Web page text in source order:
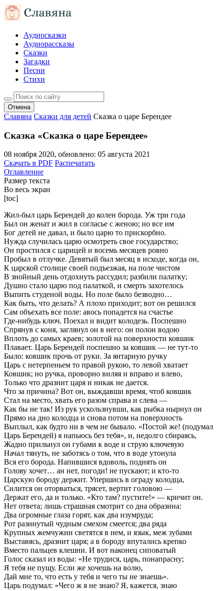
Аудиосказки
Аудиорассказы
Сказки
Загадки
Песни
Стихи
Отмена
Славяна Сказки для детей Сказка о царе Берендее
Сказка «Сказка о царе Берендее»
08 ноября 2020, обновлено: 05 августа 2021
Скачать в PDF Распечатать
Оглавление
Размер текста
Во весь экран
[toc]
Жил-был царь Берендей до колен борода. Уж три года
Был он женат и жил в согласье с женою; но все им
Бог детей не давал, и было царю то прискорбно.
Нужда случилась царю осмотреть свое государство;
Он простился с царицей и восемь месяцев ровно
Пробыл в отлучке. Девятый был месяц в исходе, когда он,
К царской столице своей подъезжая, на поле чистом
В знойный день отдохнуть рассудил; разбили палатку;
Душно стало царю под палаткой, и смерть захотелось
Выпить студеной воды. Но поле было безводно…
Как быть, что делать? А плохо приходит; вот он решился
Сам объехать все поле: авось попадется на счастье
Где-нибудь ключ. Поехал и видит колодезь. Поспешно
Спрянув с коня, заглянул он в него: он полон водою
Вплоть до самых краев; золотой на поверхности ковшик
Плавает. Царь Берендей поспешно за ковшик — не тут-то
Было: ковшик прочь от руки. За янтарную ручку
Царь с нетерпеньем то правой рукою, то левой хватает
Ковшик; но ручка, проворно виляя и вправо и влево,
Только что дразнит царя и никак не дается.
Что за причина? Вот он, выждавши время, чтоб ковшик
Стал на место, хвать его разом справа и слева —
Как бы не так! Из рук ускользнувши, как рыбка нырнул он
Прямо на дно колодца и снова потом на поверхность
Выплыл, как будто ни в чем не бывало. «Постой же! (подумал
Царь Берендей) я напьюсь без тебя», и, недолго сбираясь,
Жадно прильнул он губами к воде и струю ключевую
Начал тянуть, не заботясь о том, что в воде утонула
Вся его борода. Напившися вдоволь, поднять он
Голову хочет… ан нет, погоди! не пускают; и кто-то
Царскую бороду держит. Упершись в ограду колодца,
Силится он оторваться, трясет, вертит головою —
Держат его, да и только. «Кто там? пустите!» — кричит он.
Нет ответа; лишь страшная смотрит со дна образина:
Два огромные глаза горят, как два изумруда;
Рот разинутый чудным смехом смеется; два ряда
Крупных жемчужин светятся в нем, и язык, меж зубами
Выставясь, дразнит царя; а в бороду впутались крепко
Вместо пальцев клешни. И вот наконец сиповатый
Голос сказал из воды: «Не трудися, царь, понапрасну;
Я тебя не пущу. Если же хочешь на волю,
Дай мне то, что есть у тебя и чего ты не знаешь».
Царь подумал: «Чего ж я не знаю? Я, кажется, знаю